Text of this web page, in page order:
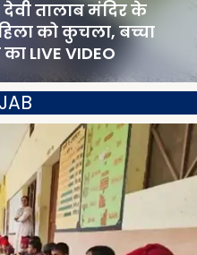
तालाब मंदिर के
को कुचला, बच्चा
LIVE VIDEO